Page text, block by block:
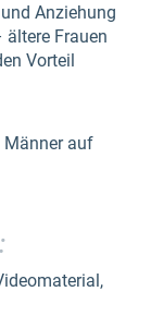
Anziehung
Frauen
Vorteil
auf